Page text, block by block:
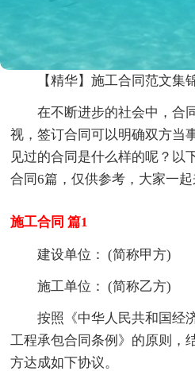
【精华】施工合同范文集
在不断进步的社会中，合
视，签订合同可以明确双方当
见过的合同是什么样的呢？以
合同6篇，仅供参考，大家一起
施工合同 篇1
建设单位： (简称甲方)
施工单位： (简称乙方)
按照《中华人民共和国经
工程承包合同条例》的原则，
方达成如下协议。